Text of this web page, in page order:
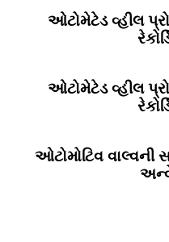
ઓટોમેટેડ વ્હીલ
ઓટોમેટેડ વ્હીલ
ઓટોમોટિવ વાલ્વની